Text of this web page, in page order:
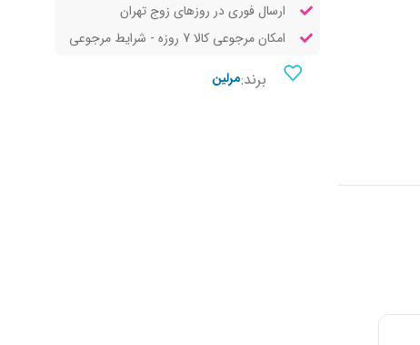
ارسال فوری در روزهای زوج تهران
امکان مرجوعی کالا 7 روزه - شرایط مرجوعی
برند:مرلین